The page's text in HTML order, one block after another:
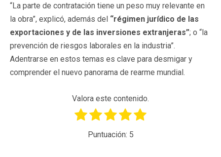
“La parte de contratación tiene un peso muy relevante en
la obra”, explicó, además del “régimen jurídico de las
exportaciones y de las inversiones extranjeras”; o “la
prevención de riesgos laborales en la industria”.
Adentrarse en estos temas es clave para desmigar y
comprender el nuevo panorama de rearme mundial.
Valora este contenido.
Puntuación: 5